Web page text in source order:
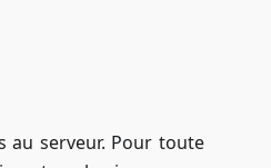
au serveur. Pour toute